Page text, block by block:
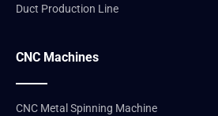
Duct Production Line
CNC Machines
CNC Metal Spinning Machine